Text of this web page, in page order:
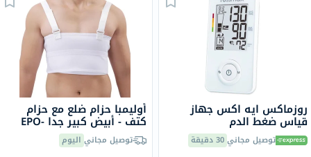
روزماكس ايه اكس جهاز
قياس ضغط الدم
الأوتوماتيكي 356 النوع
النحيلتوصيل مجاني30 دقيقة
أوليمبا حزام ضلع مع حزام
كتف - أبيض كبير جدا EPO-
516توصيل مجاني اليوم